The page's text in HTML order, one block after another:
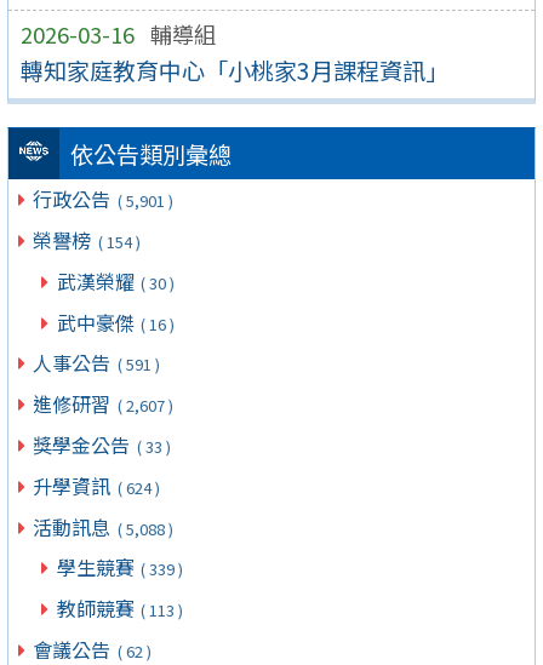
2026-03-16 輔導組
轉知家庭教育中心「小桃家3月課程資訊」
依公告類別彙總
行政公告 ( 5,901 )
榮譽榜 ( 154 )
武漢榮耀 ( 30 )
武中豪傑 ( 16 )
人事公告 ( 591 )
進修研習 ( 2,607 )
獎學金公告 ( 33 )
升學資訊 ( 624 )
活動訊息 ( 5,088 )
學生競賽 ( 339 )
教師競賽 ( 113 )
會議公告 ( 62 )